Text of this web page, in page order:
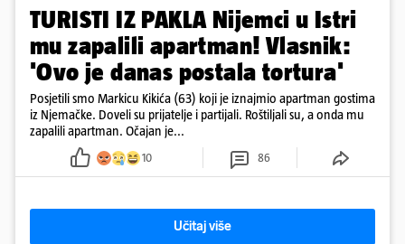
TURISTI IZ PAKLA Nijemci u Istri
mu zapalili apartman! Vlasnik:
'Ovo je danas postala tortura'
Posjetili smo Markicu Kikića (63) koji je iznajmio apartman gostima
iz Njemačke. Doveli su prijatelje i partijali. Roštiljali su, a onda mu
zapalili apartman. Očajan je...
10 86
Učitaj više